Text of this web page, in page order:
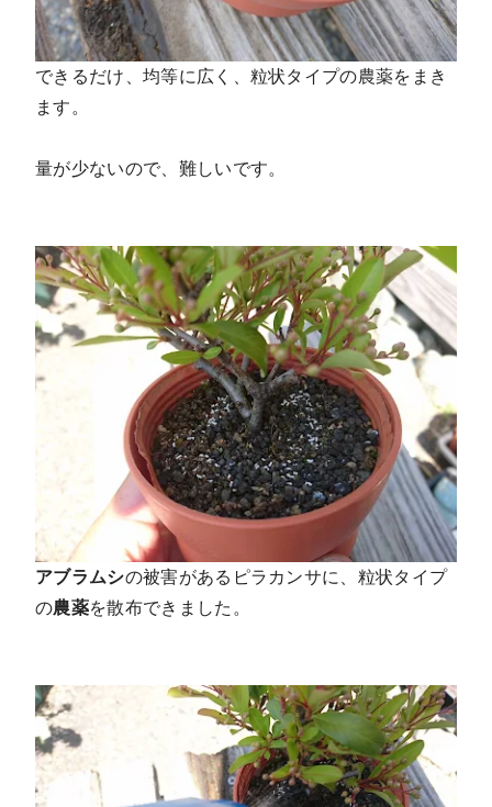
できるだけ、均等に広く、粒状タイプの農薬をまき
ます。
量が少ないので、難しいです。
アブラムシの被害があるピラカンサに、粒状タイプ
の農薬を散布できました。